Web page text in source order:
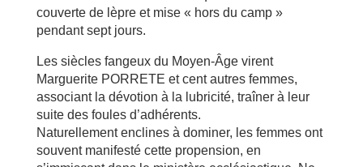
couverte de lèpre et mise « hors du camp »
pendant sept jours.
Les siècles fangeux du Moyen-Âge virent
Marguerite PORRETE et cent autres femmes,
associant la dévotion à la lubricité, traîner à leur
suite des foules d’adhérents.
Naturellement enclines à dominer, les femmes ont
souvent manifesté cette propension, en